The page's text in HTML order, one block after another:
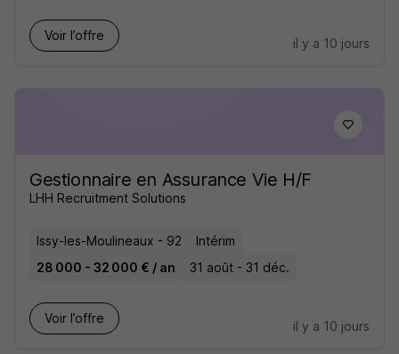
Voir l’offre
il y a 10 jours
Gestionnaire en Assurance Vie H/F
LHH Recruitment Solutions
Issy-les-Moulineaux - 92
Intérim
28 000 - 32 000 € / an
31 août - 31 déc.
Voir l’offre
il y a 10 jours